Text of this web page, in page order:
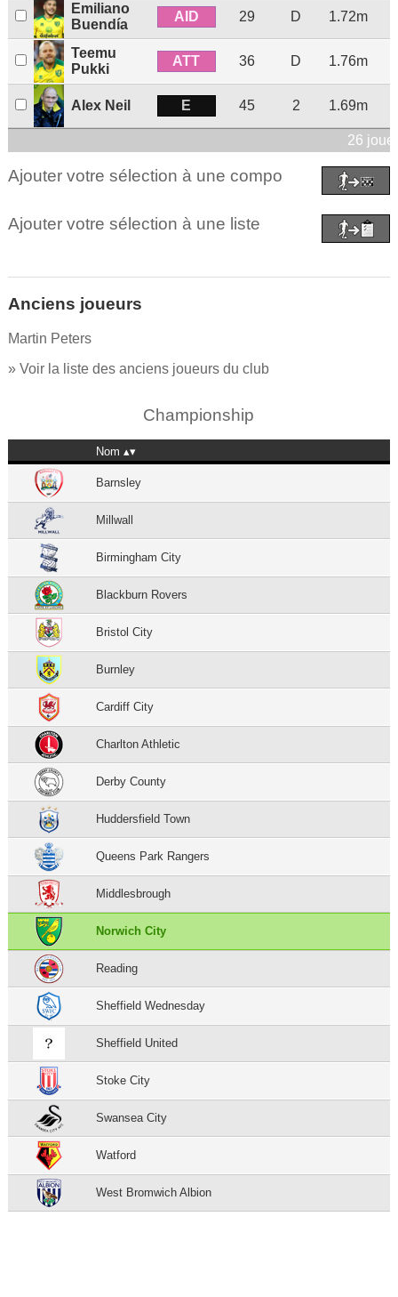
Emiliano
Buendía
AID 29 D 1.72m
Teemu
Pukki
ATT 36 D 1.76m
Alex Neil E 45 2 1.69m
26
Ajouter votre sélection à une compo
Ajouter votre sélection à une liste
Anciens joueurs
Martin Peters
» Voir la liste des anciens joueurs du club
Championship
Nom
Barnsley
Millwall
Birmingham City
Blackburn Rovers
Bristol City
Burnley
Cardiff City
Charlton Athletic
Derby County
Huddersfield Town
Queens Park Rangers
Middlesbrough
Norwich City
Reading
Sheffield Wednesday
Sheffield United
Stoke City
Swansea City
Watford
West Bromwich Albion